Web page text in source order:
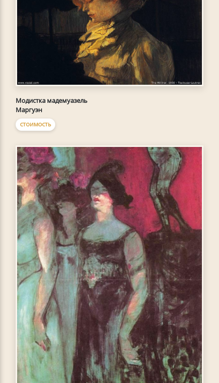
Модистка мадемуазель
Маргуэн
СТОИМОСТЬ